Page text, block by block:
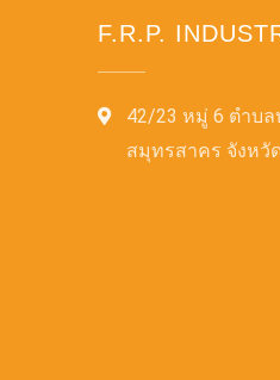
F.R.P.
42/23 หมู่ 6 ตำบล
สมุทรสาคร จังหวั